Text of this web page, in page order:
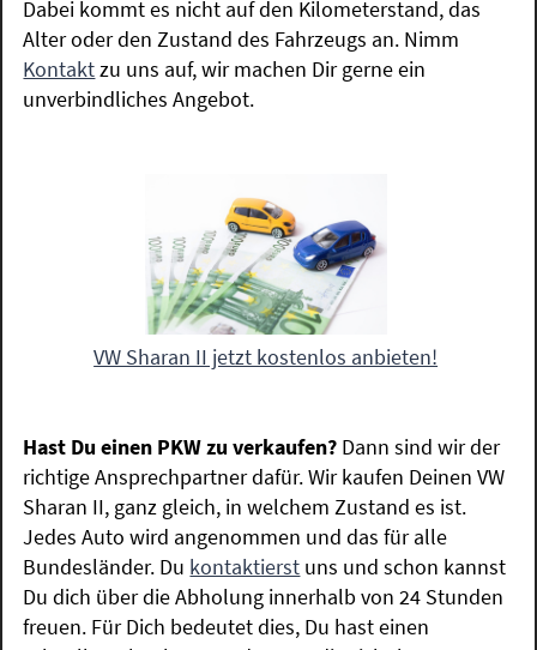
Dabei kommt es nicht auf den Kilometerstand, das
Alter oder den Zustand des Fahrzeugs an. Nimm
Kontaktzu uns auf, wir machen Dir gerne ein
unverbindliches Angebot.
VW Sharan II jetzt kostenlos anbieten!
Hast Du einen PKW zu verkaufen? Dann sind wir der
richtige Ansprechpartner dafür. Wir kaufen Deinen VW
Sharan II, ganz gleich, in welchem Zustand es ist.
Jedes Auto wird angenommen und das für alle
Bundesländer. Du kontaktierst uns und schon kannst
Du dich über die Abholung innerhalb von 24 Stunden
freuen. Für Dich bedeutet dies, Du hast einen